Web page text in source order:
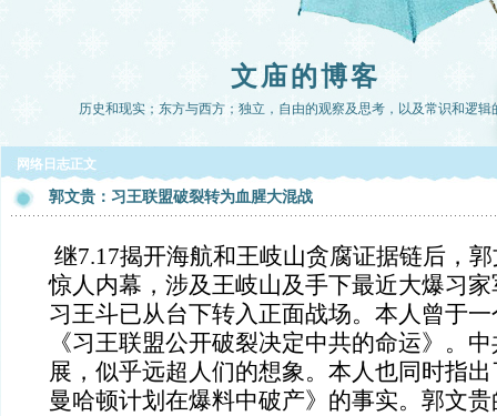
文庙的博客
历史和现实；东方与西方；独立，自由的观察及思考，以及常识和逻辑
网络日志正文
郭文贵：习王联盟破裂转为血腥大混战
继7.17揭开海航和王岐山贪腐证据链后，
惊人内幕，涉及王岐山及手下最近大爆习
习王斗已从台下转入正面战场。本人曾于
《习王联盟公开破裂决定中共的命运》。
展，似乎远超人们的想象。本人也同时指
曼哈顿计划在爆料中破产》的事实。郭文